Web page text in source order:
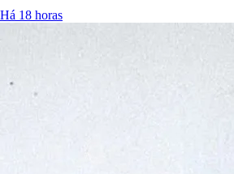
Há 18 horas